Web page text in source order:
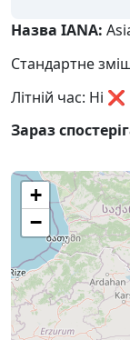
Назва IANA:
Стандартне
Літній час: Ні ❌
Зараз
+
−